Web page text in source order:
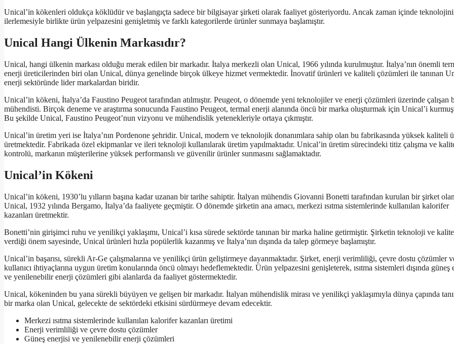
Unical’in kökenleri oldukça köklüdür ve başlangıçta sadece bir bilgisayar şirketi olarak faaliyet gösteriyordu. Ancak zaman içinde
ilerlemesiyle birlikte ürün yelpazesini genişletmiş ve farklı kategorilerde ürünler sunmaya başlamıştır.
Unical Hangi Ülkenin Markasıdır?
Unical, hangi ülkenin markası olduğu merak edilen bir markadır. İtalya merkezli olan Unical, 1966 yılında kurulmuştur. İtalya’nın önemli
enerji üreticilerinden biri olan Unical, dünya genelinde birçok ülkeye hizmet vermektedir. İnovatif ürünleri ve kaliteli çözümleri ile tanınan
enerji sektöründe lider markalardan biridir.
Unical’in kökeni, İtalya’da Faustino Peugeot tarafından atılmıştır. Peugeot, o dönemde yeni teknolojiler ve enerji çözümleri üzerinde çalışan
mühendisti. Birçok deneme ve araştırma sonucunda Faustino Peugeot, termal enerji alanında öncü bir marka oluşturmak için Unical’i
Bu şekilde Unical, Faustino Peugeot’nun vizyonu ve mühendislik yetenekleriyle ortaya çıkmıştır.
Unical’in üretim yeri ise İtalya’nın Pordenone şehridir. Unical, modern ve teknolojik donanımlara sahip olan bu fabrikasında yüksek kaliteli
üretmektedir. Fabrikada özel ekipmanlar ve ileri teknoloji kullanılarak üretim yapılmaktadır. Unical’in üretim sürecindeki titiz çalışma ve
kontrolü, markanın müşterilerine yüksek performanslı ve güvenilir ürünler sunmasını sağlamaktadır.
Unical’in Kökeni
Unical’in kökeni, 1930’lu yılların başına kadar uzanan bir tarihe sahiptir. İtalyan mühendis Giovanni Bonetti tarafından kurulan bir şirket olan
Unical, 1932 yılında Bergamo, İtalya’da faaliyete geçmiştir. O dönemde şirketin ana amacı, merkezi ısıtma sistemlerinde kullanılan kalorifer
kazanları üretmektir.
Bonetti’nin girişimci ruhu ve yenilikçi yaklaşımı, Unical’i kısa sürede sektörde tanınan bir marka haline getirmiştir. Şirketin teknoloji ve
verdiği önem sayesinde, Unical ürünleri hızla popülerlik kazanmış ve İtalya’nın dışında da talep görmeye başlamıştır.
Unical’in başarısı, sürekli Ar-Ge çalışmalarına ve yenilikçi ürün geliştirmeye dayanmaktadır. Şirket, enerji verimliliği, çevre dostu çözümler
kullanıcı ihtiyaçlarına uygun üretim konularında öncü olmayı hedeflemektedir. Ürün yelpazesini genişleterek, ısıtma sistemleri dışında güneş
ve yenilenebilir enerji çözümleri gibi alanlarda da faaliyet göstermektedir.
Unical, kökeninden bu yana sürekli büyüyen ve gelişen bir markadır. İtalyan mühendislik mirası ve yenilikçi yaklaşımıyla dünya çapında
bir marka olan Unical, gelecekte de sektördeki etkisini sürdürmeye devam edecektir.
Merkezi ısıtma sistemlerinde kullanılan kalorifer kazanları üretimi
Enerji verimliliği ve çevre dostu çözümler
Güneş enerjisi ve yenilenebilir enerji çözümleri